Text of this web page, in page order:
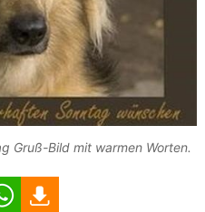
Gruß-Bild mit warmen Worten.